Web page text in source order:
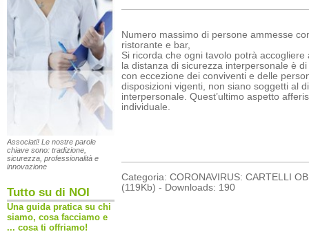
Associati! Le nostre parole
chiave sono: tradizione,
sicurezza, professionalità e
innovazione
Tutto su di NOI
Una guida pratica su chi
siamo, cosa facciamo e
... cosa ti offriamo!
Numero massimo di persone ammesse
ristorante e bar,
Si ricorda che ogni tavolo potrà
la distanza di sicurezza interpersonale è
con eccezione dei conviventi e delle
disposizioni vigenti, non siano soggetti al
interpersonale. Quest’ultimo aspetto
individuale.
Categoria: CORONAVIRUS: CARTELLI
(119Kb) - Downloads: 190